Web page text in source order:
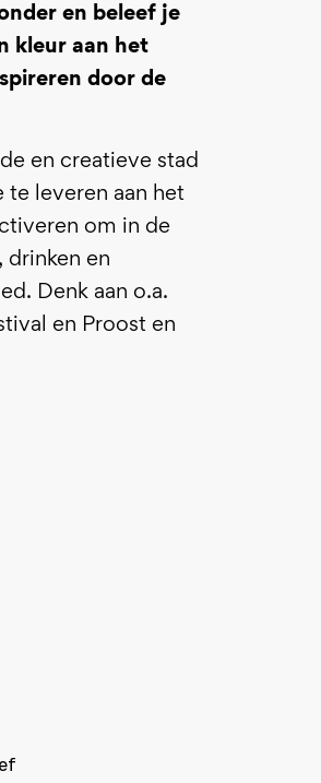
en beleef je
kleur aan het
door de
en creatieve stad
leveren aan het
om in de
drinken en
Denk aan o.a.
en Proost en